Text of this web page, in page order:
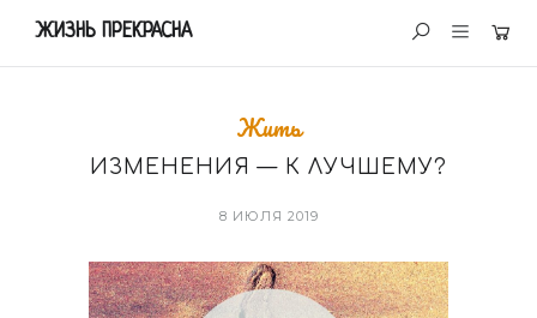
ЖИЗНЬ ПРЕКРАСНА
Жить
ИЗМЕНЕНИЯ — К ЛУЧШЕМУ?
8 ИЮЛЯ 2019